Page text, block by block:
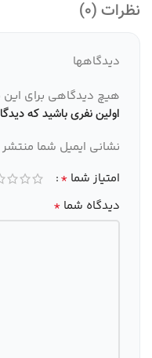
نظرات (0)
دیدگاهها
هیچ دیدگاهی برای
اولین نفری باشید که
نشانی ایمیل شما
امتیاز شما *
دیدگاه شما *